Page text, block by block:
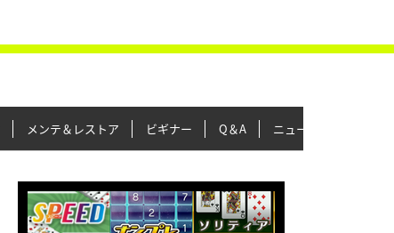
メンテ＆レストア ビギナー Q＆A ニュース＆トピックス